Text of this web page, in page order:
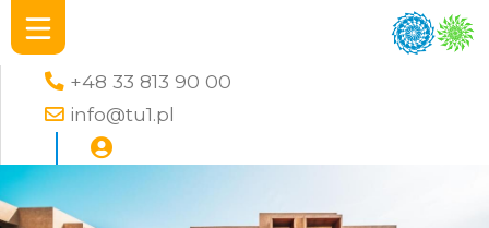
+48 33 813 90 00
info@tu1.pl